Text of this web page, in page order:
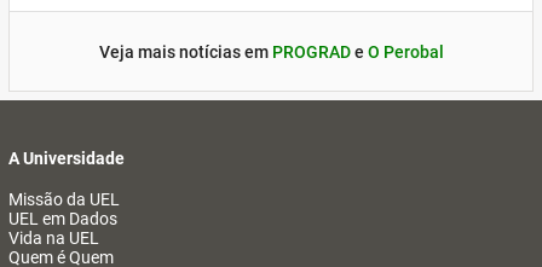
Veja mais notícias em PROGRADe O Perobal
A Universidade
Missão da UEL
UEL em Dados
Vida na UEL
Quem é Quem